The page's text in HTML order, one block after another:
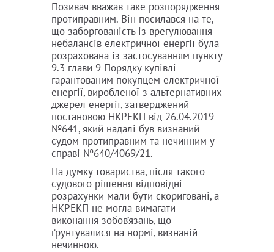
Позивач вважав таке розпорядження
протиправним. Він посилався на те,
що заборгованість із врегулювання
небалансів електричної енергії була
розрахована із застосуванням пункту
9.3 глави 9 Порядку купівлі
гарантованим покупцем електричної
енергії, виробленої з альтернативних
джерел енергії, затверджений
постановою НКРЕКП від 26.04.2019
№641, який надалі був визнаний
судом протиправним та нечинним у
справі №640/4069/21.
На думку товариства, після такого
судового рішення відповідні
розрахунки мали бути скориговані, а
НКРЕКП не могла вимагати
виконання зобов’язань, що
ґрунтувалися на нормі, визнаній
нечинною.